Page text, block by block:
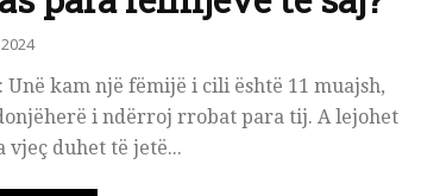
përgjigje
Unë kam një fëmijë i cili është 11 muajsh,
i ndërroj rrobat para tij. A lejohet
vjeç duhet të jetë...